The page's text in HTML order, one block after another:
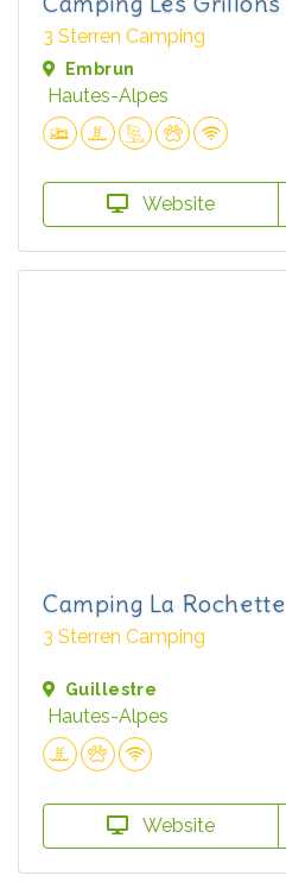
3 Sterren Camping
Embrun
Hautes-Alpes
Website
Camping La Rochette
3 Sterren Camping
Guillestre
Hautes-Alpes
Website